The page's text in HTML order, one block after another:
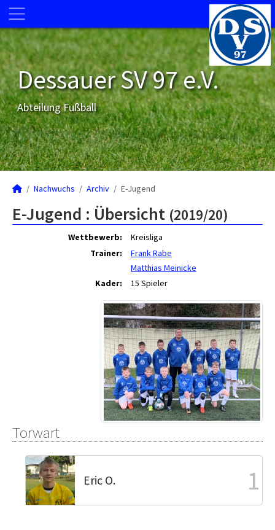
Dessauer SV 97 e.V.
Abteilung Fußball
Nachwuchs Archiv E-Jugend
E-Jugend : Übersicht (2019/20)
Wettbewerb:
Kreisliga
Trainer:
Frank Rabe
Matthias Meinicke
Kader:
15 Spieler
Torwart
Eric O. 1